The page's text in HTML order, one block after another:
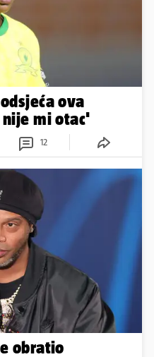
ova
mi otac'
12
obratio